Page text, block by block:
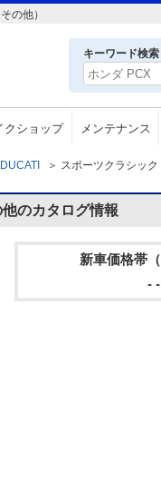
の他）
キーワード検索
クショップ メンテナンス
＞ スポーツクラシッ
のカタログ情報
新車価格帯（
- -